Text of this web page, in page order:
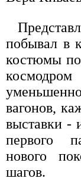
побывал в
костюмы
вагонов,
выставки -
первого
нового
шагов.